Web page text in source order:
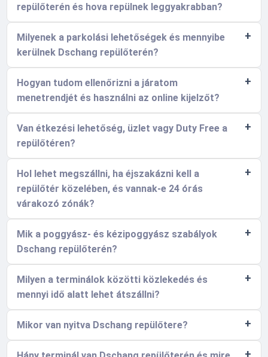
repülőterén és hova repülnek leggyakrabban?
Milyenek a parkolási lehetőségek és mennyibe
kerülnek Dschang repülőterén?
Hogyan tudom ellenőrizni a járatom
menetrendjét és használni az online kijelzőt?
Van étkezési lehetőség, üzlet vagy Duty Free a
repülőtéren?
Hol lehet megszállni, ha éjszakázni kell a
repülőtér közelében, és vannak-e 24 órás
várakozó zónák?
Mik a poggyász- és kézipoggyász szabályok
Dschang repülőterén?
Milyen a terminálok közötti közlekedés és
mennyi idő alatt lehet átszállni?
Mikor van nyitva Dschang repülőtere?